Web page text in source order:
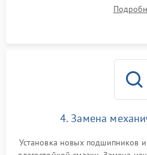
Восстановление
4. Замена
Установка новых подшипников